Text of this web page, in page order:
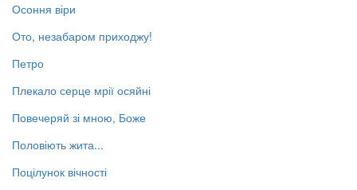
Осоння віри
Ото, незабаром приходжу!
Петро
Плекало серце мрії осяйні
Повечеряй зі мною, Боже
Половіють жита...
Поцілунок вічності